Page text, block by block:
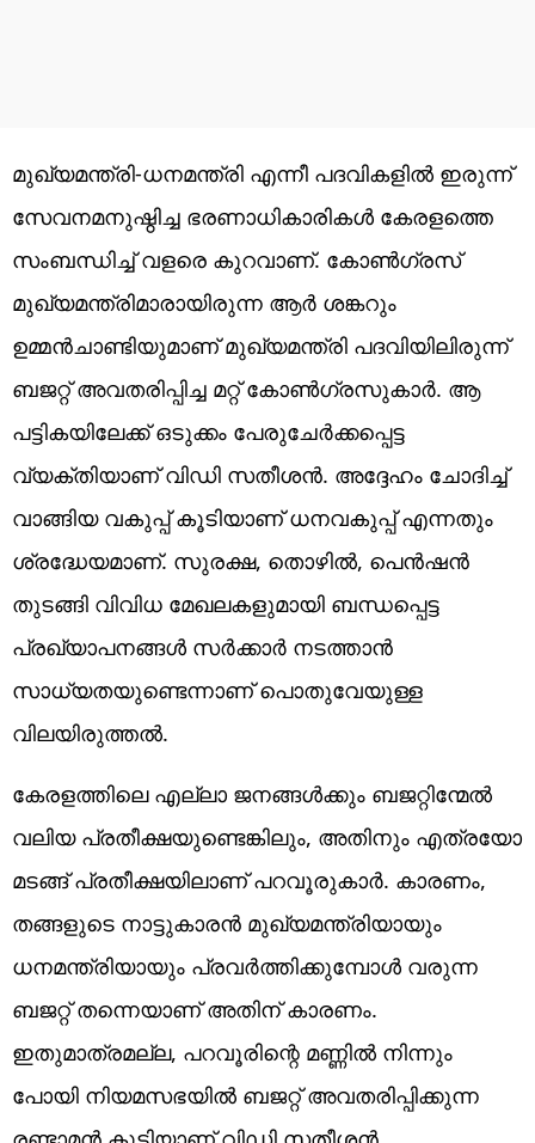
മുഖ്യമന്ത്രി-ധനമന്ത്രി എന്നീ പദവികളില്‍ ഇരുന്ന്
സേവനമനുഷ്ഠിച്ച ഭരണാധികാരികള്‍ കേരളത്തെ
സംബന്ധിച്ച് വളരെ കുറവാണ്. കോണ്‍ഗ്രസ്
മുഖ്യമന്ത്രിമാരായിരുന്ന ആര്‍ ശങ്കറും
ഉമ്മന്‍ചാണ്ടിയുമാണ് മുഖ്യമന്ത്രി പദവിയിലിരുന്ന്
ബജറ്റ് അവതരിപ്പിച്ച മറ്റ് കോണ്‍ഗ്രസുകാര്‍. ആ
പട്ടികയിലേക്ക് ഒടുക്കം പേരുചേര്‍ക്കപ്പെട്ട
വ്യക്തിയാണ് വിഡി സതീശന്‍. അദ്ദേഹം ചോദിച്ച്
വാങ്ങിയ വകുപ്പ് കൂടിയാണ് ധനവകുപ്പ് എന്നതും
ശ്രദ്ധേയമാണ്. സുരക്ഷ, തൊഴില്‍, പെന്‍ഷന്‍
തുടങ്ങി വിവിധ മേഖലകളുമായി ബന്ധപ്പെട്ട
പ്രഖ്യാപനങ്ങള്‍ സര്‍ക്കാര്‍ നടത്താന്‍
സാധ്യതയുണ്ടെന്നാണ് പൊതുവേയുള്ള
വിലയിരുത്തല്‍.
കേരളത്തിലെ എല്ലാ ജനങ്ങള്‍ക്കും ബജറ്റിന്മേല്‍
വലിയ പ്രതീക്ഷയുണ്ടെങ്കിലും, അതിനും എത്രയോ
മടങ്ങ് പ്രതീക്ഷയിലാണ് പറവൂരുകാര്‍. കാരണം,
തങ്ങളുടെ നാട്ടുകാരന്‍ മുഖ്യമന്ത്രിയായും
ധനമന്ത്രിയായും പ്രവര്‍ത്തിക്കുമ്പോള്‍ വരുന്ന
ബജറ്റ് തന്നെയാണ് അതിന് കാരണം.
ഇതുമാത്രമല്ല, പറവൂരിന്റെ മണ്ണില്‍ നിന്നും
പോയി നിയമസഭയില്‍ ബജറ്റ് അവതരിപ്പിക്കുന്ന